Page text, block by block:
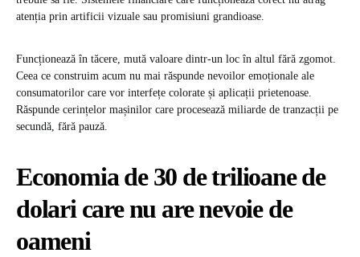
atenția prin artificii vizuale sau promisiuni grandioase.
Funcționează în tăcere, mută valoare dintr-un loc în altul fără zgomot.
Ceea ce construim acum nu mai răspunde nevoilor emoționale ale
consumatorilor care vor interfețe colorate și aplicații prietenoase.
Răspunde cerințelor mașinilor care procesează miliarde de tranzacții pe
secundă, fără pauză.
Economia de 30 de trilioane de
dolari care nu are nevoie de
oameni